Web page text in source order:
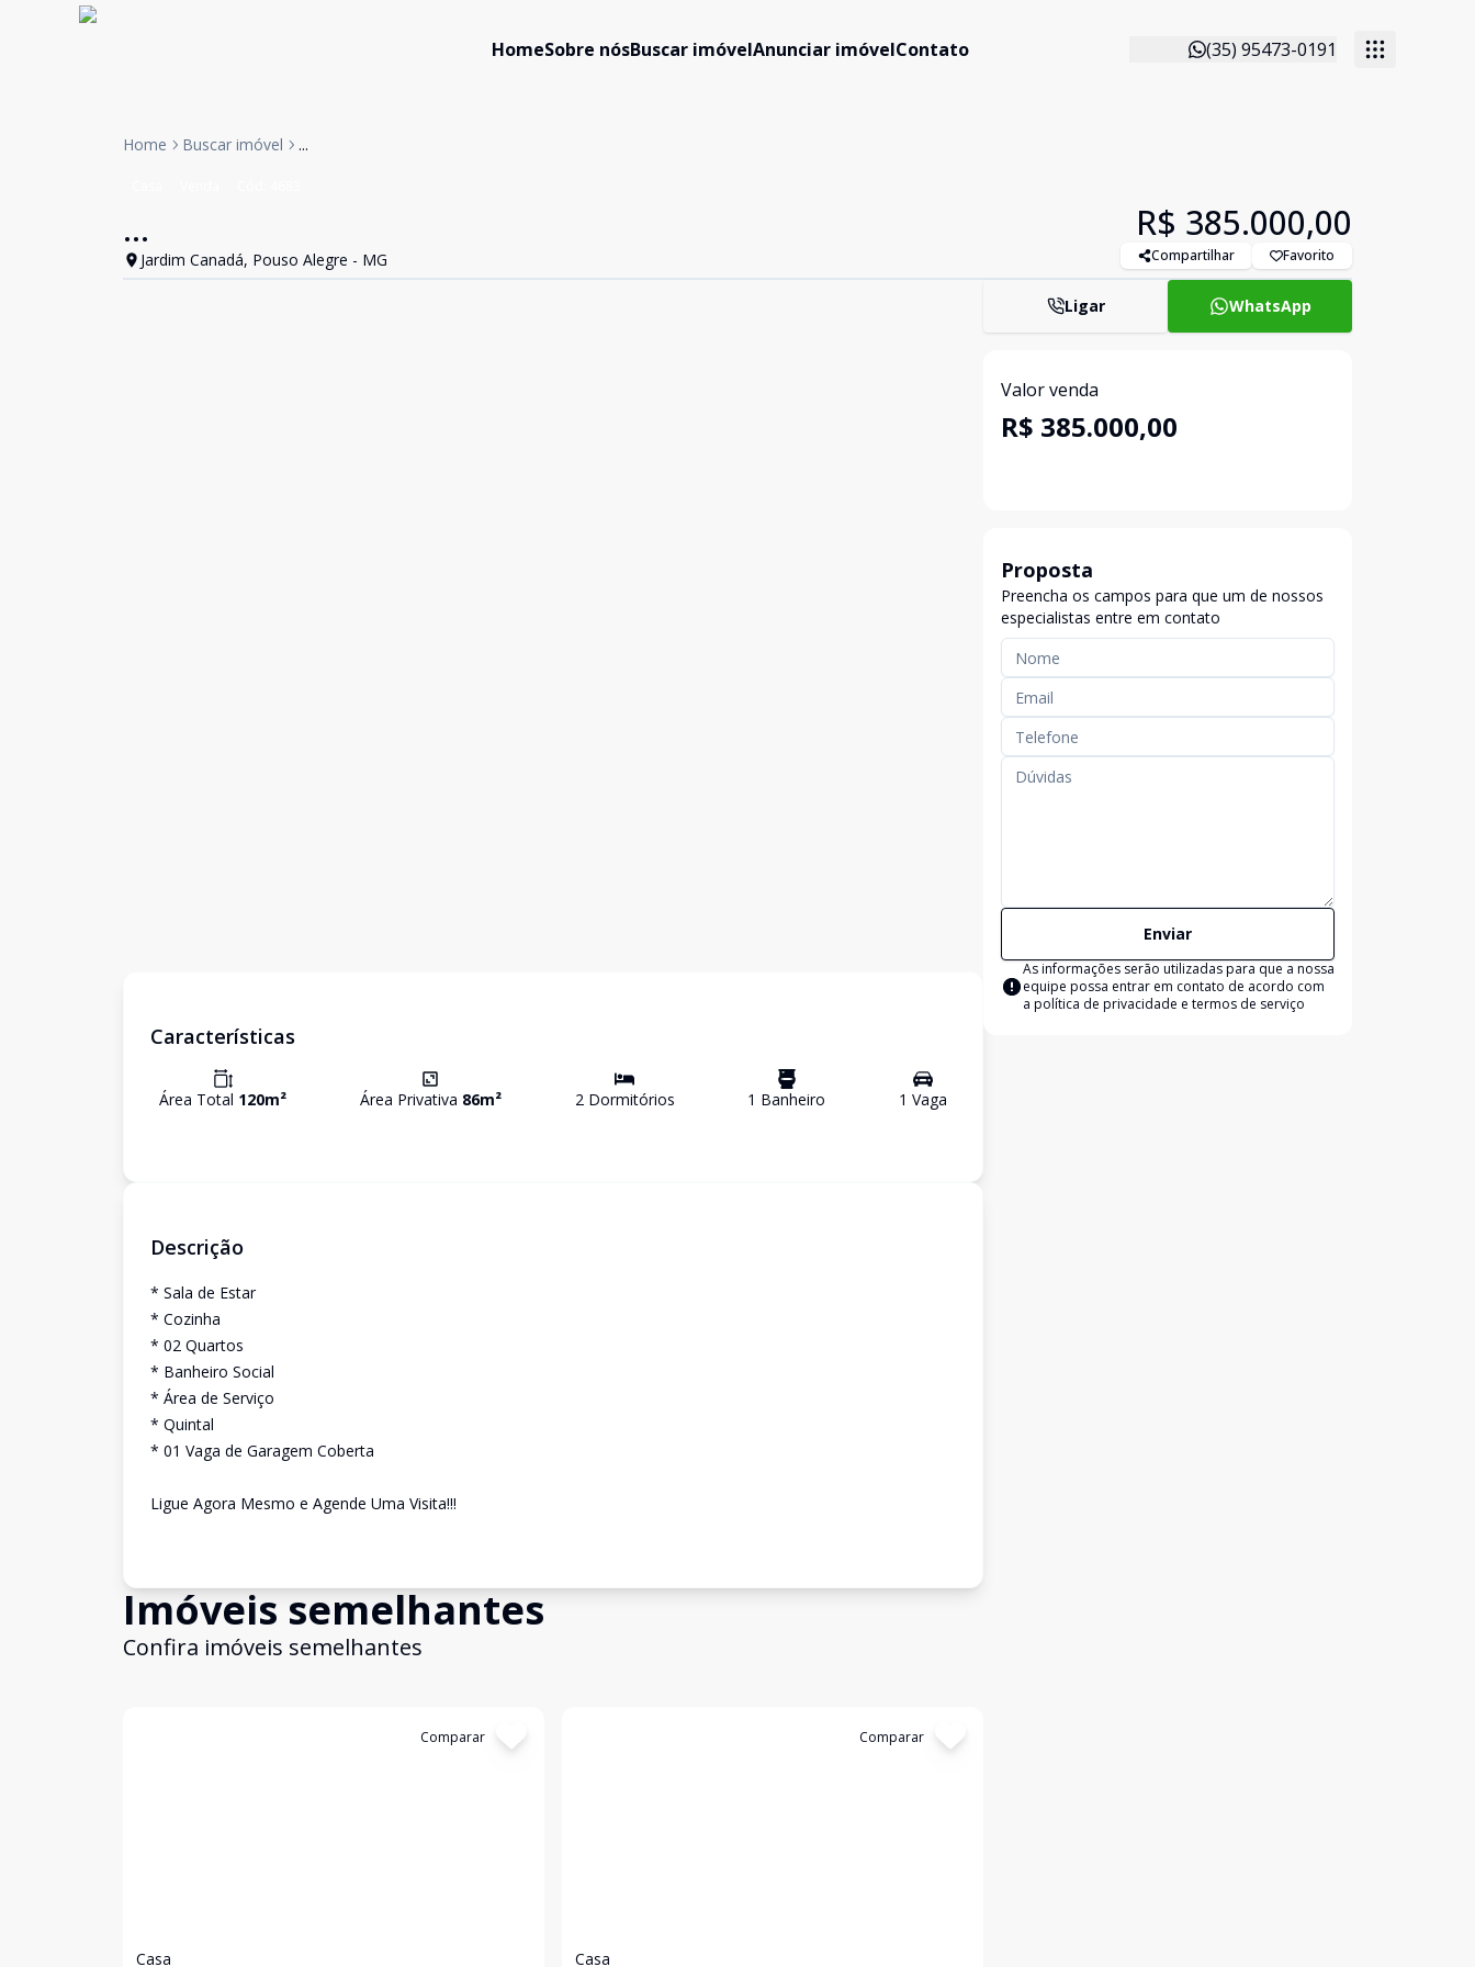
HomeSobre nósBuscar imóvelAnunciar imóvelContato (35) 95473-0191
Home Buscar imóvel ...
...
Jardim Canadá, Pouso Alegre - MG
R$ 385.000,00
Compartilhar Favorito
Características
Área Total 120m² Área Privativa 86m² 2Dormitórios 1 Banheiro 1 Vaga
Descrição
* Sala de Estar
* Cozinha
* 02 Quartos
* Banheiro Social
* Área de Serviço
* Quintal
* 01 Vaga de Garagem Coberta
Ligue Agora Mesmo e Agende Uma Visita!!!
Imóveis semelhantes
Confira imóveis semelhantes
Comparar
Casa
Comparar
Casa
Ligar WhatsApp
Valor venda
R$ 385.000,00
Proposta
Preencha os campos para que um de nossos
especialistas entre em contato
Enviar
As informações serão utilizadas para que a nossa
equipe possa entrar em contato de acordo com
a política de privacidade e termos de serviço